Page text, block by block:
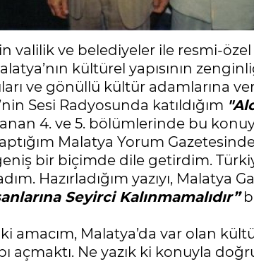
valilik ve belediyeler ile resmi-
kültürel yapısının
ve gönüllü kültür adamlarına
Sesi Radyosunda katıldığım
4. ve 5. bölümlerinde bu
Malatya Yorum
bir biçimde dile getirdim.
Hazırladığım yazıyı,
Seyirci Kalınmamalıdır”
amacım, Malatya’da var olan
açmaktı. Ne yazık ki konuyla